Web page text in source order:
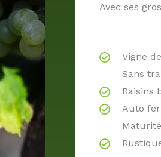
​Avec ses
Vigne
Sans
Raisins
Auto